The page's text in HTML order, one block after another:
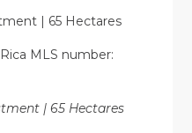
| 65 Hectares
MLS number:
| 65 Hectares